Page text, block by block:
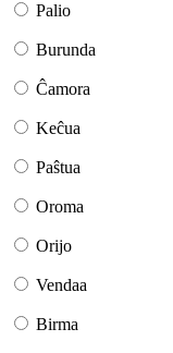
Palio
Burunda
Ĉamora
Keĉua
Paŝtua
Oroma
Orijo
Vendaa
Birma